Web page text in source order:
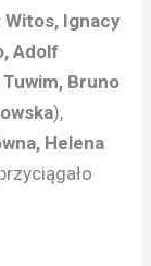
Ignacy
Adolf
Bruno
),
Helena